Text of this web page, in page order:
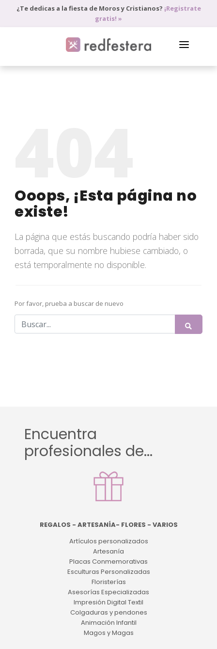
¿Te dedicas a la fiesta de Moros y Cristianos? ¡Registrate
gratis! »
Ooops, ¡Esta página no
existe!
La página que estás buscando podría haber sido
borrada, que su nombre hubiese cambiado, o
está temporalmente no disponible.
Por favor, prueba a buscar de nuevo
Encuentra
profesionales de...
REGALOS - ARTESANÍA- FLORES - VARIOS
Artículos personalizados
Artesanía
Placas Conmemorativas
Esculturas Personalizadas
Floristerías
Asesorías Especializadas
Impresión Digital Textil
Colgaduras y pendones
Animación Infantil
Magos y Magas